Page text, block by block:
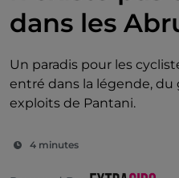
dans les
Un paradis pour les
entré dans la légende,
exploits de Pantani.
4 minutes